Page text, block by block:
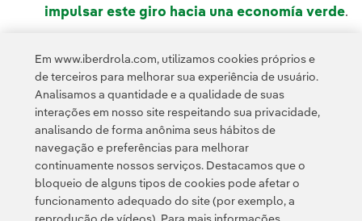
impulsar este giro hacia una economía verde.
Contato Clientes Política de Privacidade Informação legal
Transparência no uso da IA Política de cookies Configuração de cookies
Em www.iberdrola.com, utilizamos cookies próprios e
de terceiros para melhorar sua experiência de usuário.
Analisamos a quantidade e a qualidade de suas
interações em nosso site respeitando sua privacidade,
analisando de forma anônima seus hábitos de
navegação e preferências para melhorar
continuamente nossos serviços. Destacamos que o
bloqueio de alguns tipos de cookies pode afetar o
funcionamento adequado do site (por exemplo, a